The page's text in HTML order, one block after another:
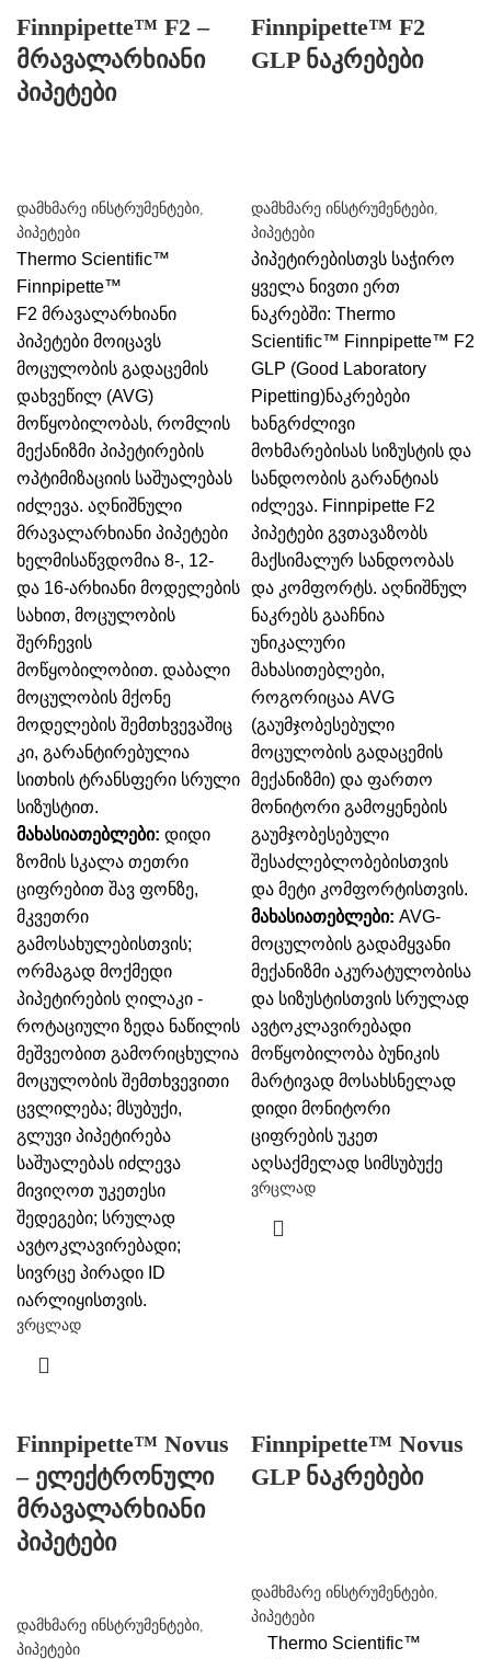
Finnpipette™ F2 –
მრავალარხიანი
პიპეტები
დამხმარე ინსტრუმენტები,
პიპეტები
Thermo Scientific™
Finnpipette™
F2 მრავალარხიანი
პიპეტები მოიცავს
მოცულობის გადაცემის
დახვეწილ (AVG)
მოწყობილობას, რომლის
მექანიზმი პიპეტირების
ოპტიმიზაციის საშუალებას
იძლევა. აღნიშნული
მრავალარხიანი პიპეტები
ხელმისაწვდომია 8-, 12-
და 16-არხიანი მოდელების
სახით, მოცულობის
შერჩევის
მოწყობილობით. დაბალი
მოცულობის მქონე
მოდელების შემთხვევაშიც
კი, გარანტირებულია
სითხის ტრანსფერი სრული
სიზუსტით.
მახასიათებლები: დიდი
ზომის სკალა თეთრი
ციფრებით შავ ფონზე,
მკვეთრი
გამოსახულებისთვის;
ორმაგად მოქმედი
პიპეტირების ღილაკი -
როტაციული ზედა ნაწილის
მეშვეობით გამორიცხულია
მოცულობის შემთხვევითი
ცვლილება; მსუბუქი,
გლუვი პიპეტირება
საშუალებას იძლევა
მივიღოთ უკეთესი
შედეგები; სრულად
ავტოკლავირებადი;
სივრცე პირადი ID
იარლიყისთვის.
ვრცლად
Finnpipette™ F2
GLP ნაკრებები
დამხმარე ინსტრუმენტები,
პიპეტები
პიპეტირებისთვს საჭირო
ყველა ნივთი ერთ
ნაკრებში: Thermo
Scientific™ Finnpipette™ F2
GLP (Good Laboratory
Pipetting)ნაკრებები
ხანგრძლივი
მოხმარებისას სიზუსტის და
სანდოობის გარანტიას
იძლევა. Finnpipette F2
პიპეტები გვთავაზობს
მაქსიმალურ სანდოობას
და კომფორტს. აღნიშნულ
ნაკრებს გააჩნია
უნიკალური
მახასითებლები,
როგორიცაა AVG
(გაუმჯობესებული
მოცულობის გადაცემის
მექანიზმი) და ფართო
მონიტორი გამოყენების
გაუმჯობესებული
შესაძლებლობებისთვის
და მეტი კომფორტისთვის.
მახასიათებლები: AVG-
მოცულობის გადამყვანი
მექანიზმი აკურატულობისა
და სიზუსტისთვის სრულად
ავტოკლავირებადი
მოწყობილობა ბუნიკის
მარტივად მოსახსნელად
დიდი მონიტორი
ციფრების უკეთ
აღსაქმელად სიმსუბუქე
ვრცლად
Finnpipette™ Novus
– ელექტრონული
მრავალარხიანი
პიპეტები
დამხმარე ინსტრუმენტები,
პიპეტები
Finnpipette™ Novus
GLP ნაკრებები
დამხმარე ინსტრუმენტები,
პიპეტები
Thermo Scientific™